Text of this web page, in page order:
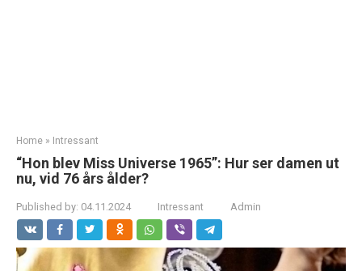
Home » Intressant
“Hon blev Miss Universe 1965”: Hur ser damen ut
nu, vid 76 års ålder?
Published by: 04.11.2024 Intressant Admin